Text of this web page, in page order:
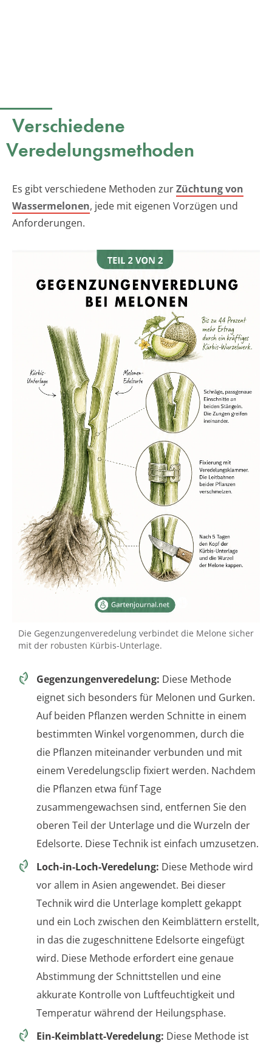
Verschiedene
Veredelungsmethoden
Es gibt verschiedene Methoden zurZüchtung von
Wassermelonen, jede mit eigenen Vorzügen und
Anforderungen.
Die Gegenzungenveredelung verbindet die Melone sicher
mit der robusten Kürbis-Unterlage.
Gegenzungenveredelung: Diese Methode
eignet sich besonders für Melonen und Gurken.
Auf beiden Pflanzen werden Schnitte in einem
bestimmten Winkel vorgenommen, durch die
die Pflanzen miteinander verbunden und mit
einem Veredelungsclip fixiert werden. Nachdem
die Pflanzen etwa fünf Tage
zusammengewachsen sind, entfernen Sie den
oberen Teil der Unterlage und die Wurzeln der
Edelsorte. Diese Technik ist einfach umzusetzen.
Loch-in-Loch-Veredelung: Diese Methode wird
vor allem in Asien angewendet. Bei dieser
Technik wird die Unterlage komplett gekappt
und ein Loch zwischen den Keimblättern erstellt,
in das die zugeschnittene Edelsorte eingefügt
wird. Diese Methode erfordert eine genaue
Abstimmung der Schnittstellen und eine
akkurate Kontrolle von Luftfeuchtigkeit und
Temperatur während der Heilungsphase.
Ein-Keimblatt-Veredelung: Diese Methode ist